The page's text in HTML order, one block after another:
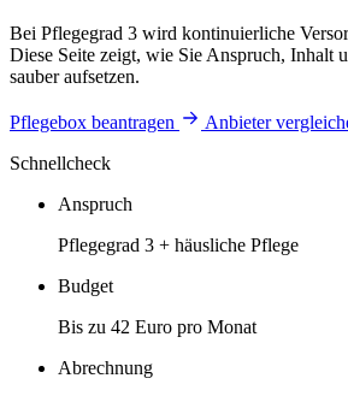
Bei Pflegegrad 3 wird kontinuierliche
Diese Seite zeigt, wie Sie Anspruch, Inhalt
sauber aufsetzen.
Pflegebox beantragen
Anbieter
Schnellcheck
Anspruch
Pflegegrad 3 + häusliche Pflege
Budget
Bis zu 42 Euro pro Monat
Abrechnung